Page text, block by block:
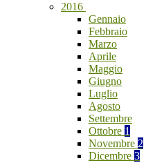
2016
Gennaio
Febbraio
Marzo
Aprile
Maggio
Giugno
Luglio
Agosto
Settembre
Ottobre 1
Novembre 2
Dicembre 3